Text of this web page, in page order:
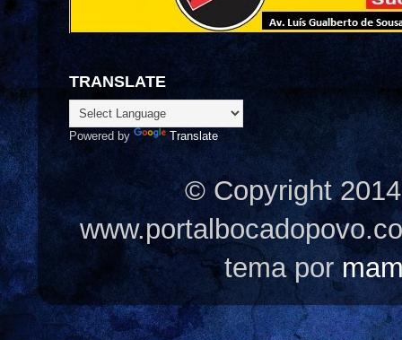
TRANSLATE
Powered by Translate
© Copyright
tema por